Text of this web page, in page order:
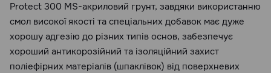
Protect 300 MS-акриловий грунт, завдяки використанню
смол високої якості та спеціальних добавок має дуже
хорошу адгезію до різних типів основ, забезпечує
хороший антикорозійний та ізоляційний захист
поліефірних матеріалів (шпаклівок) від поверхневих